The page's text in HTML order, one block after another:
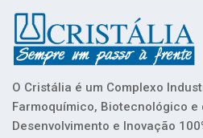
O Cristália é um Complexo
Farmoquímico, Biotecnológico e
Desenvolvimento e Inovação